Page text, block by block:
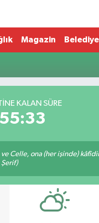
Magazin
KALAN SÜRE
ona (her işinde) kâfîdir
Şerif)